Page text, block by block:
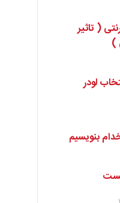
( تاثیر
)
لودر
بنویسیم